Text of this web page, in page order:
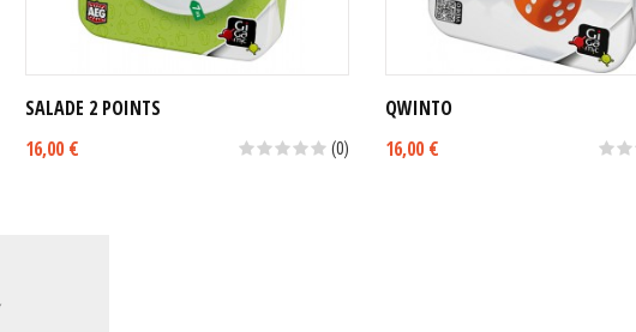
SALADE 2 POINTS
16,00 €
(0)
QWINTO
16,00 €